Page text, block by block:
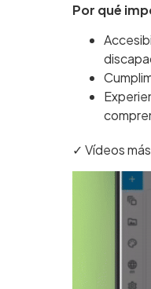
Por qué
✓ Vídeos